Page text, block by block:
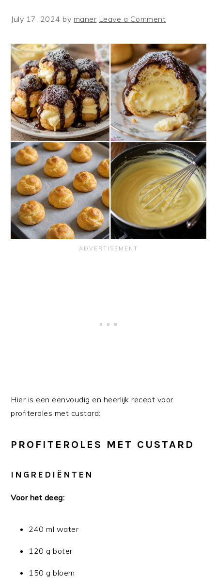
July 17, 2024 by maner Leave a Comment
Hier is een eenvoudig en heerlijk recept voor
profiteroles met custard:
PROFITEROLES MET CUSTARD
INGREDIËNTEN
Voor het deeg:
240 ml water
120 g boter
150 g bloem